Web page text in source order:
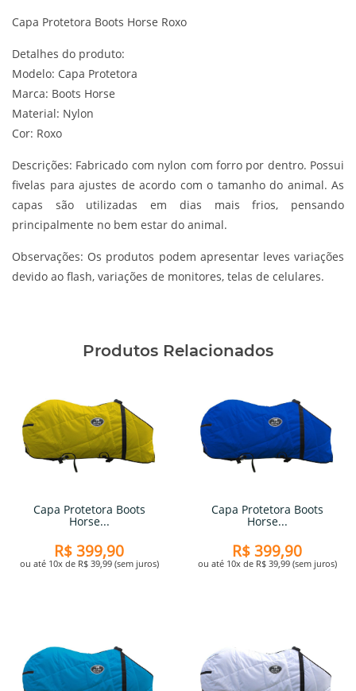
Capa Protetora Boots Horse Roxo
Detalhes do produto:
Modelo: Capa Protetora
Marca: Boots Horse
Material: Nylon
Cor: Roxo
Descrições: Fabricado com nylon com forro por dentro. Possui
fivelas para ajustes de acordo com o tamanho do animal. As
capas são utilizadas em dias mais frios, pensando
principalmente no bem estar do animal.
Observações: Os produtos podem apresentar leves variações
devido ao flash, variações de monitores, telas de celulares.
Produtos Relacionados
Capa Protetora Boots
Horse...
R$ 399,90
ou até 10x de R$ 39,99 (sem juros)
Capa Protetora Boots
Horse...
R$ 399,90
ou até 10x de R$ 39,99 (sem juros)